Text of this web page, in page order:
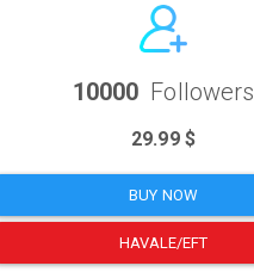
10000 Followers
29.99 $
BUY NOW
HAVALE/EFT